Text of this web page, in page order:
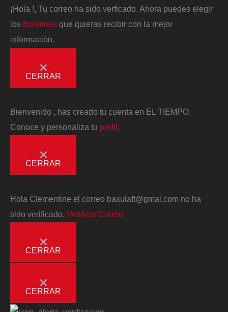
¡Hola !, Tu correo ha sido verficado. Ahora puedes elegir
los Boletines que quieras recibir con la mejor
información.
CERRAR
Bienvenido
, has creado tu cuenta en EL TIEMPO.
Conoce y personaliza tu perfil
CERRAR
Hola Clementine el correo baxulaft@gmai.com no ha
sido verificado. Verificar Correo
CERRAR
CERRAR